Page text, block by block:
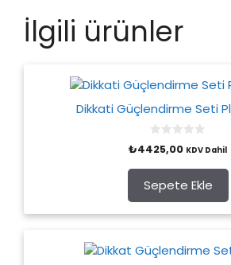
İlgili ürünler
Dikkati Güçlendirme Seti
0
o
t
o
f
5
₺4425,00 KDV Dahil
Sepete Ekle